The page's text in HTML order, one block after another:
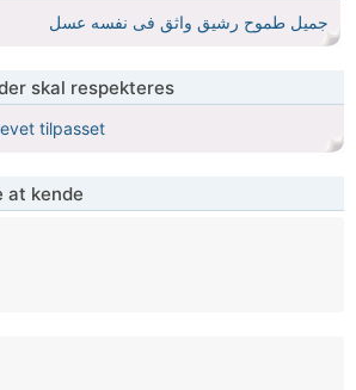
جميل طموح رشيق واثق فى نفسه عسل
skal respekteres
tilpasset
at kende